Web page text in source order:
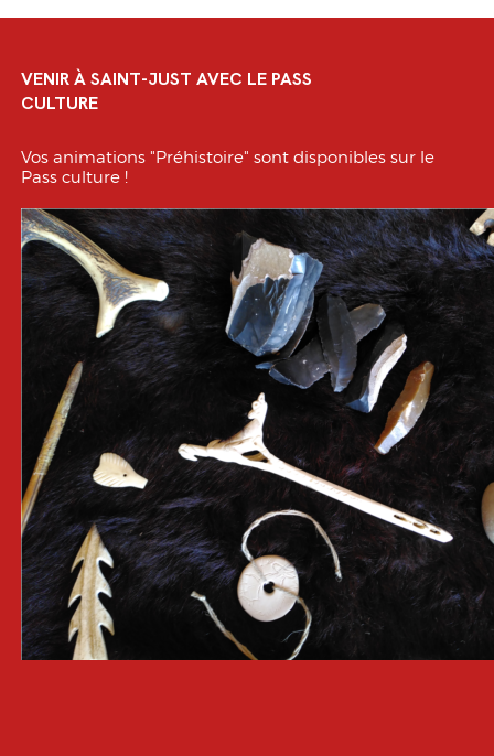
VENIR À SAINT-JUST AVEC LE PASS
CULTURE
Vos animations "Préhistoire" sont disponibles sur le
Pass culture !